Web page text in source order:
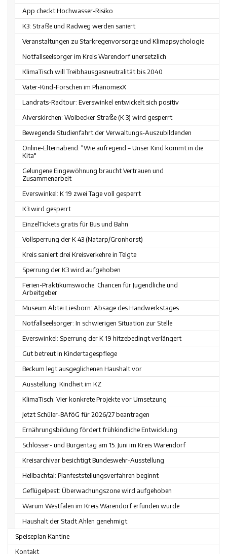
App checkt Hochwasser-Risiko
K3: Straße und Radweg werden saniert
Veranstaltungen zu Starkregenvorsorge und Klimapsychologie
Notfallseelsorger im Kreis Warendorf unersetzlich
KlimaTisch will Treibhausgasneutralität bis 2040
Vater-Kind-Forschen im PhänomexX
Landrats-Radtour: Everswinkel entwickelt sich positiv
Alverskirchen: Wolbecker Straße (K 3) wird gesperrt
Bewegende Studienfahrt der Verwaltungs-Auszubildenden
Online-Elternabend: "Wie aufregend – Unser Kind kommt in die
Kita"
Gelungene Eingewöhnung braucht Vertrauen und
Zusammenarbeit
Everswinkel: K 19 zwei Tage voll gesperrt
K3 wird gesperrt
EinzelTickets gratis für Bus und Bahn
Vollsperrung der K 43 (Natarp/Gronhorst)
Kreis saniert drei Kreisverkehre in Telgte
Sperrung der K3 wird aufgehoben
Ferien-Praktikumswoche: Chancen für Jugendliche und
Arbeitgeber
Museum Abtei Liesborn: Absage des Handwerkstages
Notfallseelsorger: In schwierigen Situation zur Stelle
Everswinkel: Sperrung der K 19 hitzebedingt verlängert
Gut betreut in Kindertagespflege
Beckum legt ausgeglichenen Haushalt vor
Ausstellung: Kindheit im KZ
KlimaTisch: Vier konkrete Projekte vor Umsetzung
Jetzt Schüler-BAföG für 2026/27 beantragen
Ernährungsbildung fördert frühkindliche Entwicklung
Schlösser- und Burgentag am 15. Juni im Kreis Warendorf
Kreisarchivar besichtigt Bundeswehr-Ausstellung
Hellbachtal: Planfeststellungsverfahren beginnt
Geflügelpest: Überwachungszone wird aufgehoben
Warum Westfalen im Kreis Warendorf erfunden wurde
Haushalt der Stadt Ahlen genehmigt
Speiseplan Kantine
Kontakt